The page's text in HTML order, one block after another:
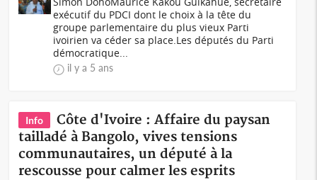
exécutif du PDCI dont le choix à la tête du
groupe parlementaire du plus vieux Parti
ivoirien va céder sa place.Les députés du Parti
démocratique...
il y a 5 ans
Info
Côte d'Ivoire : Affaire du paysan
tailladé à Bangolo, vives tensions
communautaires, un député à la
rescousse pour calmer les esprits